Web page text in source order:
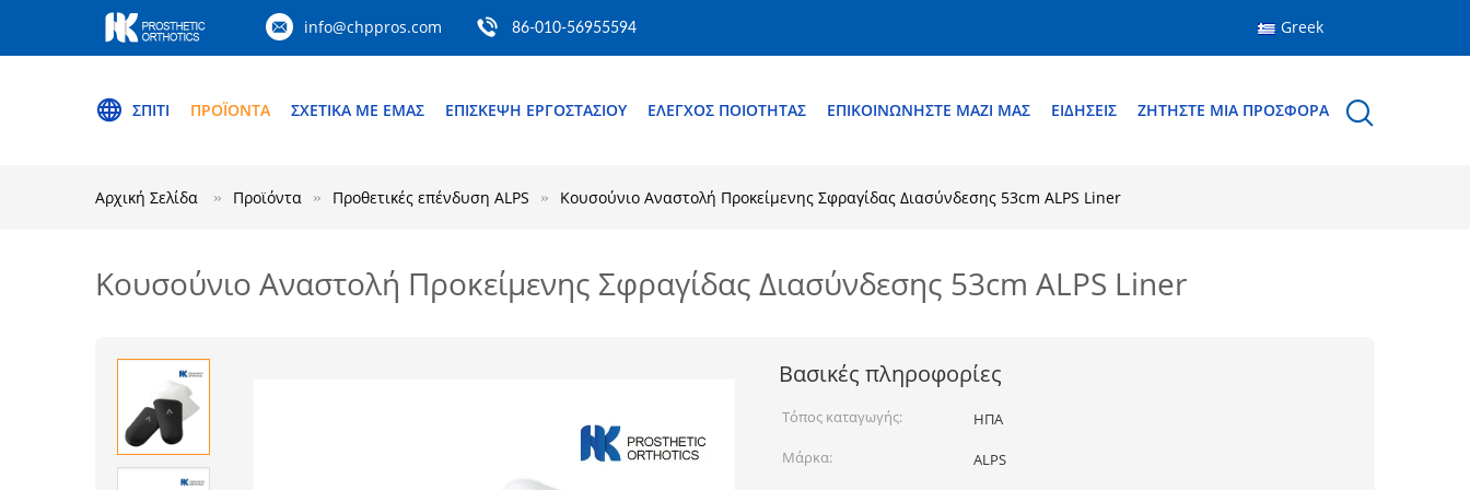
info@chppros.com 86-010-56955594 Greek
ΣΠΊΤΙ ΠΡΟΪΌΝΤΑ ΣΧΕΤΙΚΆ ΜΕ ΕΜΆΣ ΕΠΙΣΚΕΨΉ ΕΡΓΟΣΤΑΣΊΟΥ ΈΛΕΓΧΟΣ ΠΟΙΌΤΗΤΑΣ ΕΠΙΚΟΙΝΩΝΉΣΤΕ ΜΑΖΊ ΜΑΣ ΕΙΔΉΣΕΙΣ ΖΗΤΉΣΤΕ ΜΙΑ ΠΡΟΣΦΟΡΆ
Αρχική Σελίδα Προϊόντα Προθετικές επένδυση ALPS Κουσούνιο Αναστολή Προκείμενης Σφραγίδας Διασύνδεσης 53cm ALPS Liner
Κουσούνιο Αναστολή Προκείμενης Σφραγίδας Διασύνδεσης 53cm ALPS Liner
Βασικές πληροφορίες
Τόπος καταγωγής:
ΗΠΑ
Μάρκα:
ALPS